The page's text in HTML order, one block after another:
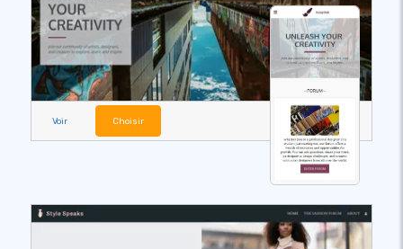
Voir Choisir